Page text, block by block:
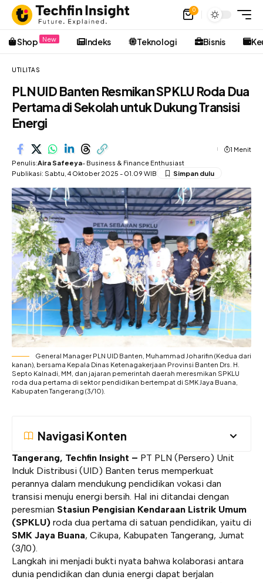
0
Shop New Indeks Teknologi Bisnis
UTILITAS
PLN UID Banten Resmikan SPKLU Roda Dua
Pertama di Sekolah untuk Dukung Transisi
Energi
Penulis:Aira Safeeya- Business & Finance Enthusiast
Publikasi: Sabtu, 4 Oktober 2025 - 01.09 WIB
1 Menit
General Manager PLN UID Banten, Muhammad Joharifin (Kedua dari
kanan), bersama Kepala Dinas Ketenagakerjaan Provinsi Banten Drs. H.
Septo Kalnadi, MM, dan jajaran pemerintah daerah meresmikan SPKLU
roda dua pertama di sektor pendidikan bertempat di SMK Jaya Buana,
Kabupaten Tangerang (3/10).
Navigasi Konten
Tangerang, Techfin Insight – PT PLN (Persero) Unit
Induk Distribusi (UID) Banten terus memperkuat
perannya dalam mendukung pendidikan vokasi dan
transisi menuju energi bersih. Hal ini ditandai dengan
peresmian Stasiun Pengisian Kendaraan Listrik Umum
(SPKLU) roda dua pertama di satuan pendidikan, yaitu di
SMK Jaya Buana, Cikupa, Kabupaten Tangerang, Jumat
(3/10).
Langkah ini menjadi bukti nyata bahwa kolaborasi antara
dunia pendidikan dan dunia energi dapat berjalan